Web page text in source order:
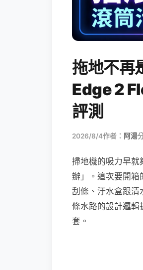
拖地不再
Edge 2
評測
2026/8/4作者： 阿湯
掃地機的吸力早就
辦」。這次要開
刮條、汙水盒跟清
條水路的設計邏輯
套。